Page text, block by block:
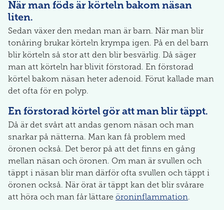
När man föds är körteln bakom näsan
liten.
Sedan växer den medan man är barn. När man blir
tonåring brukar körteln krympa igen. På en del barn
blir körteln så stor att den blir besvärlig. Då säger
man att körteln har blivit förstorad. En förstorad
körtel bakom näsan heter adenoid. Förut kallade man
det ofta för en polyp.
En förstorad körtel gör att man blir täppt.
Då är det svårt att andas genom näsan och man
snarkar på nätterna. Man kan få problem med
öronen också. Det beror på att det finns en gång
mellan näsan och öronen. Om man är svullen och
täppt i näsan blir man därför ofta svullen och täppt i
öronen också. När örat är täppt kan det blir svårare
att höra och man får lättare öroninflammation.